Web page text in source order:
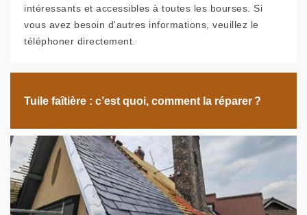
intéressants et accessibles à toutes les bourses. Si
vous avez besoin d'autres informations, veuillez le
téléphoner directement.
Tuile faîtière : c’est quoi, comment la réparer ?